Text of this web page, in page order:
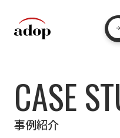
CASE
事例紹介